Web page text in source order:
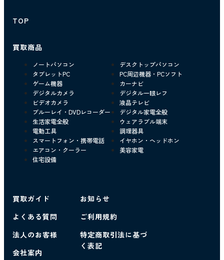
TOP
買取商品
ノートパソコン
デスクトップパソコン
タブレットPC
PC周辺機器・PCソフト
ゲーム機器
カーナビ
デジタルカメラ
デジタル一眼レフ
ビデオカメラ
液晶テレビ
ブルーレイ・DVDレコーダー
デジタル家電全般
生活家電全般
ウェアラブル端末
電動工具
調理器具
スマートフォン・携帯電話
イヤホン・ヘッドホン
エアコン・クーラー
美容家電
住宅設備
買取ガイド
よくある質問
法人のお客様
会社案内
お知らせ
ご利用規約
特定商取引法に基づ
く表記